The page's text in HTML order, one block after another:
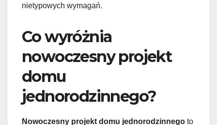
nietypowych wymagań.
Co wyróżnia
nowoczesny projekt
domu
jednorodzinnego?
Nowoczesny projekt domu jednorodzinnego to